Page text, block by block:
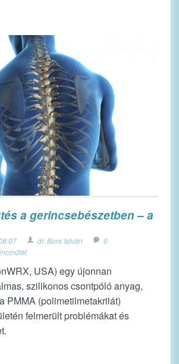
a gerincsebészetben – a
dr. Bors István
0
USA) egy újonnan
szilikonos csontpóló anyag,
PMMA (polimetilmetakrilát)
felmerült problémákat és